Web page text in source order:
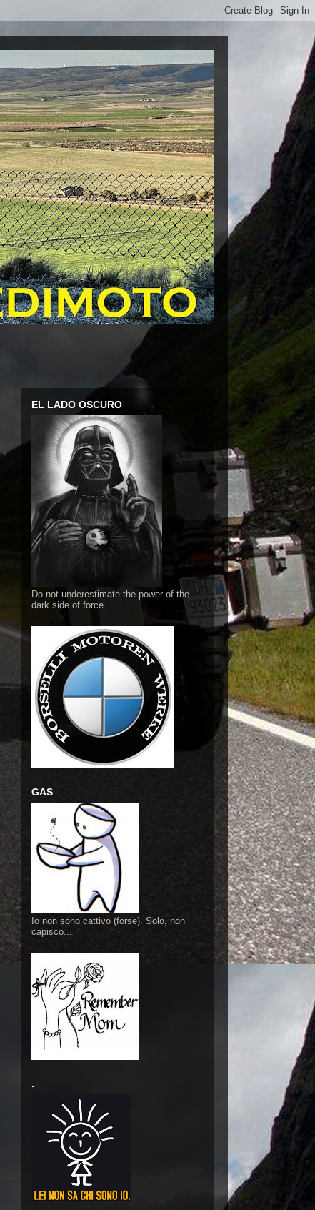
EL LADO OSCURO
Do not underestimate the power of the
dark side of force...
GAS
Io non sono cattivo (forse). Solo, non
capisco...
.